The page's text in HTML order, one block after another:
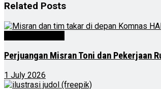
Related Posts
Perjuangan Misran Toni dan Pekerjaan
1 July 2026